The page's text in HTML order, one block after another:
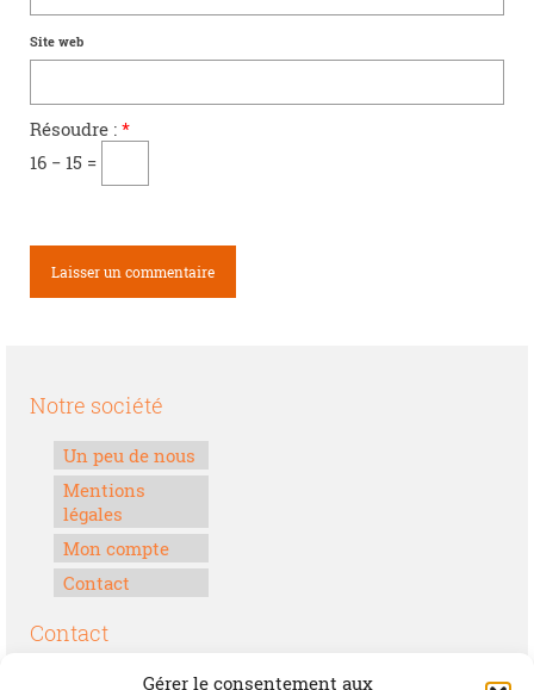
Gérer le consentement aux
Site web
Résoudre : *
16 − 15 =
Notre société
Un peu de nous
Mentions
légales
Mon compte
Contact
Contact
Boulevard Félix Houphouët-Boigny